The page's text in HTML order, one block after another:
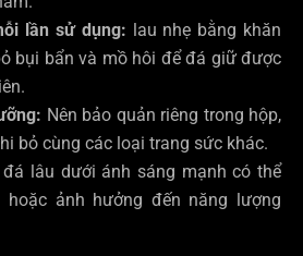
lần sử dụng: lau nhẹ bằng khăn
bụi bẩn và mồ hôi để đá giữ được
Nên bảo quản riêng trong hộp,
bỏ cùng các loại trang sức khác.
lâu dưới ánh sáng mạnh có thể
hoặc ảnh hưởng đến năng lượng